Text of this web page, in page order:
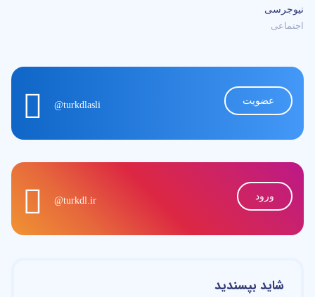
نیوجرسی
اجتماعی
@turkdlasli عضویت
@turkdl.ir ورود
شاید بپسندید